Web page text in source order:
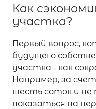
Как
участка?
Первый вопрос,
будущего
участка - как
Например, за
шесть соток и не
показаться на